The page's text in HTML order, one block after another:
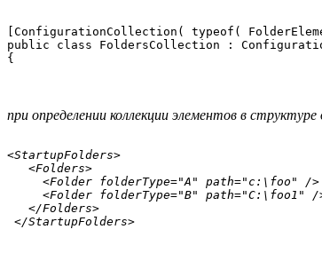
[ConfigurationCollection( typeof(
public class FoldersCollection :
при определении коллекции элементов в
<StartupFolders>
   <Folders>
     <Folder folderType="A" path="c:\foo" />
<Folder folderType="B" path="C:\foo1" /
   </Folders>